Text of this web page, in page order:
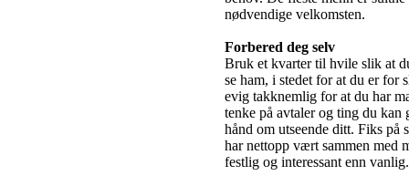
nødvendige velkomsten.
Forbered deg selv
Bruk et kvarter til hvile slik at
se ham, i stedet for at du er
evig takknemlig for at du har
tenke på avtaler og ting du
hånd om utseende ditt. Fiks på
har nettopp vært sammen med
festlig og interessant enn